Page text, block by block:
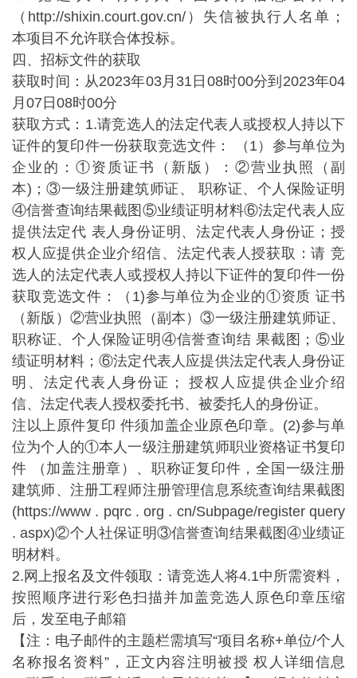
（http://shixin.court.gov.cn/）失信被执行人名单；
本项目不允许联合体投标。
四、招标文件的获取
获取时间：从2023年03月31日08时00分到2023年04
月07日08时00分
获取方式：1.请竞选人的法定代表人或授权人持以下
证件的复印件一份获取竞选文件： （1）参与单位为
企业的：①资质证书（新版）：②营业执照（副
本)；③一级注册建筑师证、 职称证、个人保险证明
④信誉查询结果截图⑤业绩证明材料⑥法定代表人应
提供法定代 表人身份证明、法定代表人身份证；授
权人应提供企业介绍信、法定代表人授获取：请 竞
选人的法定代表人或授权人持以下证件的复印件一份
获取竞选文件：（1)参与单位为企业的①资质 证书
（新版）②营业执照（副本）③一级注册建筑师证、
职称证、个人保险证明④信誉查询结 果截图；⑤业
绩证明材料；⑥法定代表人应提供法定代表人身份证
明、法定代表人身份证； 授权人应提供企业介绍
信、法定代表人授权委托书、被委托人的身份证。
注以上原件复印 件须加盖企业原色印章。(2)参与单
位为个人的①本人一级注册建筑师职业资格证书复印
件 （加盖注册章）、职称证复印件，全国一级注册
建筑师、注册工程师注册管理信息系统查询结果截图
(https://www . pqrc . org . cn/Subpage/register query
. aspx)②个人社保证明③信誉查询结果截图④业绩证
明材料。
2.网上报名及文件领取：请竞选人将4.1中所需资料，
按照顺序进行彩色扫描并加盖竞选人原色印章压缩
后，发至电子邮箱
【注：电子邮件的主题栏需填写“项目名称+单位/个人
名称报名资料”，正文内容注明被授 权人详细信息